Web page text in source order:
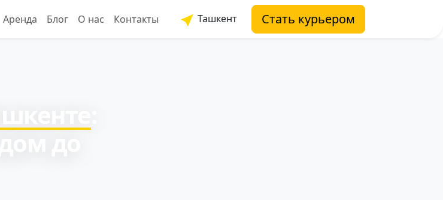
Аренда Блог О нас Контакты Ташкент Стать курьером